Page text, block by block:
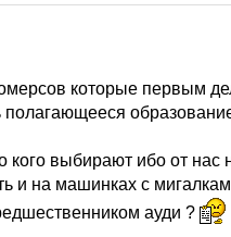
которые первым
полагающееся
выбирают ибо от нас
и на машинках с
ауди ?